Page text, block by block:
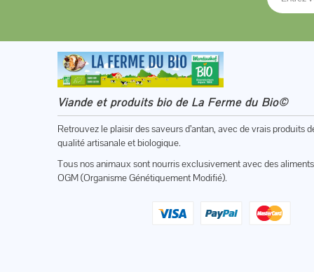
Viande et produits bio de La Ferme du Bio©
Retrouvez le plaisir des saveurs d’antan, avec de vrais produits
qualité artisanale et biologique.
Tous nos animaux sont nourris exclusivement avec des
OGM (Organisme Génétiquement Modifié).